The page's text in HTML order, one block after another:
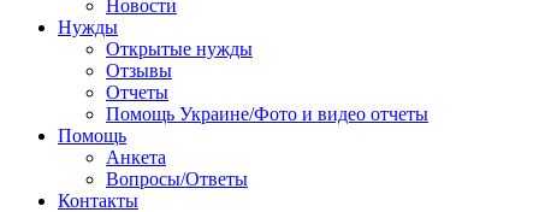
Новости
Нужды
Открытые нужды
Отзывы
Отчеты
Помощь Украине/Фото и видео отчеты
Помощь
Анкета
Вопросы/Ответы
Контакты